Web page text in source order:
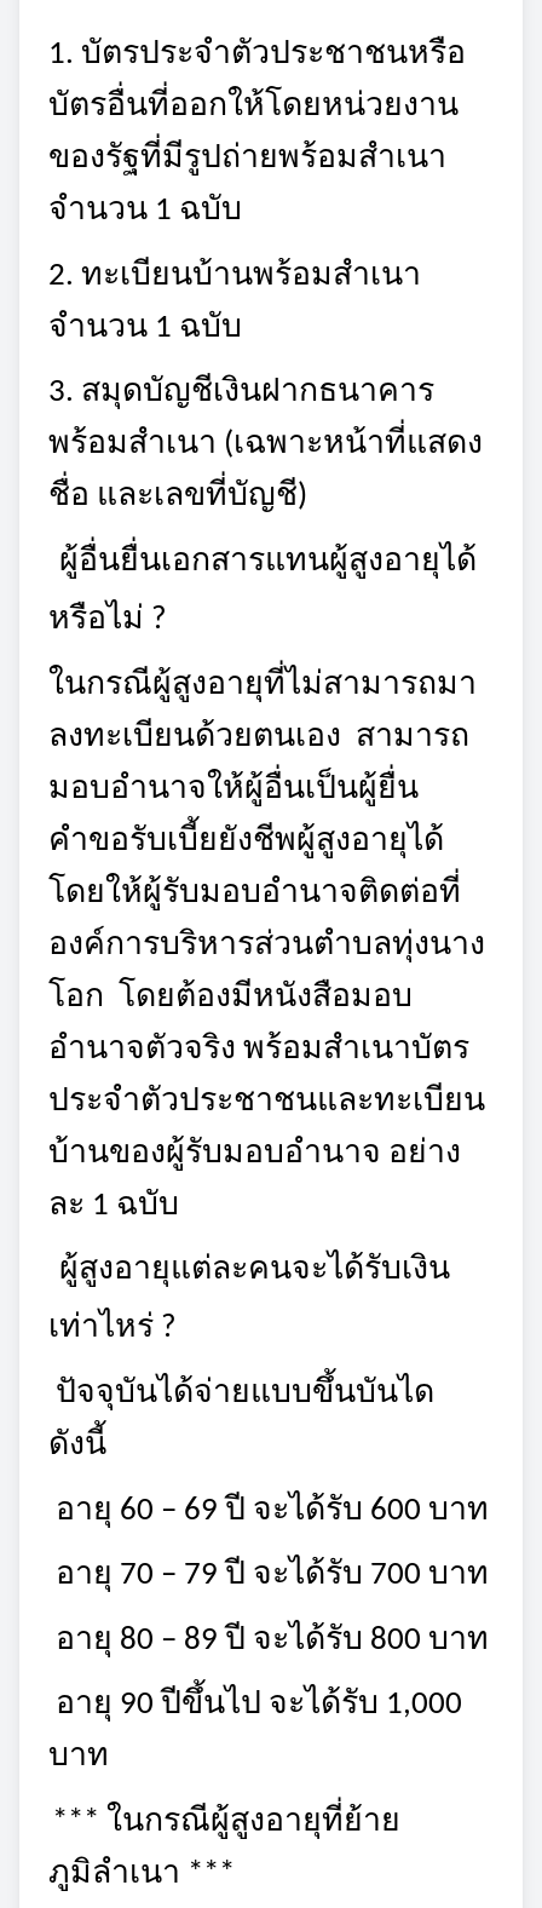
1. บัตรประจำตัวประชาชนหรือ
บัตรอื่นที่ออกให้โดยหน่วยงาน
ของรัฐที่มีรูปถ่ายพร้อมสำเนา
จำนวน 1 ฉบับ
2. ทะเบียนบ้านพร้อมสำเนา
จำนวน 1 ฉบับ
3. สมุดบัญชีเงินฝากธนาคาร
พร้อมสำเนา (เฉพาะหน้าที่แสดง
ชื่อ และเลขที่บัญชี)
ผู้อื่นยื่นเอกสารแทนผู้สูงอายุได้
หรือไม่ ?
ในกรณีผู้สูงอายุที่ไม่สามารถมา
ลงทะเบียนด้วยตนเอง สามารถ
มอบอำนาจให้ผู้อื่นเป็นผู้ยื่น
คำขอรับเบี้ยยังชีพผู้สูงอายุได้
โดยให้ผู้รับมอบอำนาจติดต่อที่
องค์การบริหารส่วนตำบลทุ่งนาง
โอก โดยต้องมีหนังสือมอบ
อำนาจตัวจริง พร้อมสำเนาบัตร
ประจำตัวประชาชนและทะเบียน
บ้านของผู้รับมอบอำนาจ อย่าง
ละ 1 ฉบับ
ผู้สูงอายุแต่ละคนจะได้รับเงิน
เท่าไหร่ ?
ปัจจุบันได้จ่ายแบบขึ้นบันได
ดังนี้
อายุ 60 – 69 ปี จะได้รับ 600 บาท
อายุ 70 – 79 ปี จะได้รับ 700 บาท
อายุ 80 – 89 ปี จะได้รับ 800 บาท
อายุ 90 ปีขึ้นไป จะได้รับ 1,000
บาท
*** ในกรณีผู้สูงอายุที่ย้าย
ภูมิลำเนา ***